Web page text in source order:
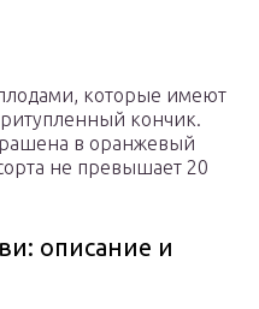
которые имеют
кончик.
в оранжевый
не превышает 20
описание и